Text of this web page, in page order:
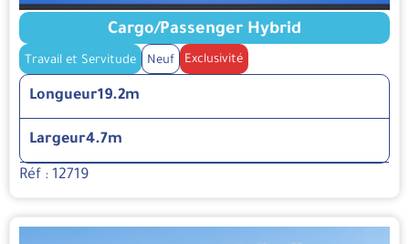
Cargo/Passenger Hybrid
Travail et Servitude Neuf Exclusivité
Longueur19.2m
Largeur4.7m
Réf : 12719